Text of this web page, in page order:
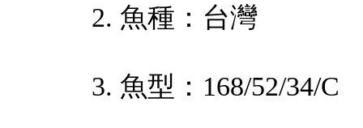
2. 魚種：台灣
3. 魚型：168/52/34/C